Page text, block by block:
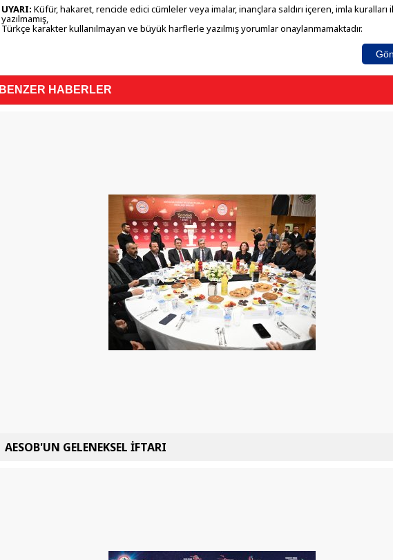
UYARI: Küfür, hakaret, rencide edici cümleler veya imalar, inançlara saldırı içeren, imla kuralları
yazılmamış,
Türkçe karakter kullanılmayan ve büyük harflerle yazılmış yorumlar onaylanmamaktadır.
BENZER HABERLER
AESOB'UN GELENEKSEL İFTARI